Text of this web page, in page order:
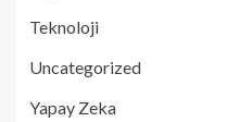
Teknoloji
Uncategorized
Yapay Zeka